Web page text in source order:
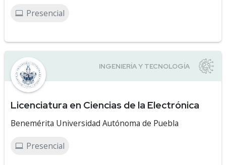
Presencial
Licenciatura en Ciencias de la Electrónica
Benemérita Universidad Autónoma de Puebla
Presencial